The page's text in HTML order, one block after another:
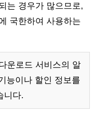
는 경우가 많으므로,
국한하여 사용하는
운로드 서비스의 알
능이나 할인 정보를
니다.